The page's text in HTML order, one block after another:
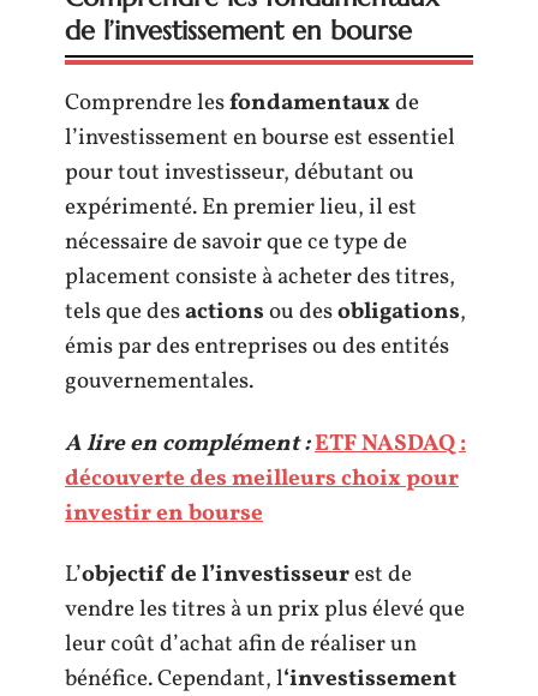
de l’investissement en bourse
Comprendre lesfondamentauxde
l’investissement en bourse est essentiel
pour tout investisseur, débutant ou
expérimenté. En premier lieu, il est
nécessaire de savoir que ce type de
placement consiste à acheter des titres,
tels que desactionsou desobligations,
émis par des entreprises ou des entités
gouvernementales.
A lire en complément :ETF NASDAQ :
découverte des meilleurs choix pour
investir en bourse
L’objectif de l’investisseurest de
vendre les titres à un prix plus élevé que
leur coût d’achat afin de réaliser un
bénéfice. Cependant, l‘investissement